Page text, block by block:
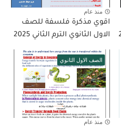
منذ عام
اقوي مذكرة فلسفة للصف
الاول الثانوي الترم الثاني 2025
الصف الاول الثانوي
منذ عام